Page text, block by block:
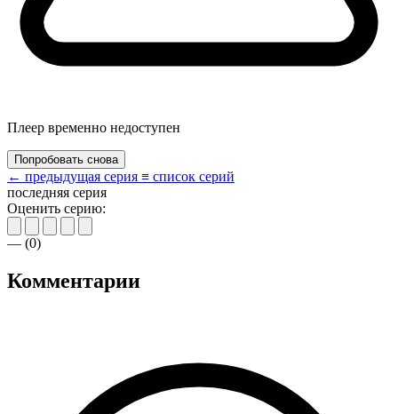
Плеер временно недоступен
Попробовать снова
← предыдущая серия ≡ список серий
последняя серия
Оценить серию:
— (0)
Комментарии